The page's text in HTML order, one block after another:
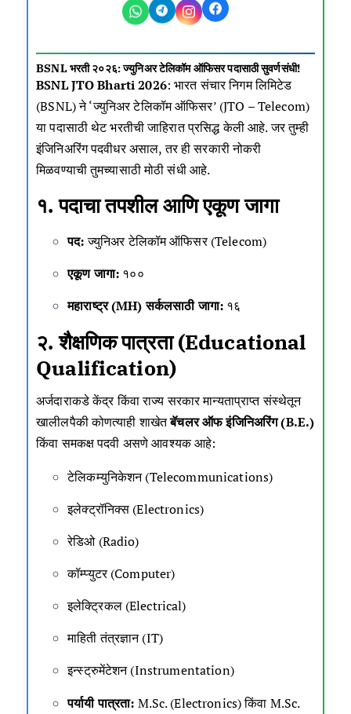
BSNL भरती २०२६: ज्युनिअर टेलिकॉम ऑफिसर पदासाठी सुवर्णसंधी!
BSNL JTO Bharti 2026: भारत संचार निगम लिमिटेड
(BSNL) ने ‘ज्युनिअर टेलिकॉम ऑफिसर’ (JTO – Telecom)
या पदासाठी थेट भरतीची जाहिरात प्रसिद्ध केली आहे. जर तुम्ही
इंजिनिअरिंग पदवीधर असाल, तर ही सरकारी नोकरी
मिळवण्याची तुमच्यासाठी मोठी संधी आहे.
१. पदाचा तपशील आणि एकूण जागा
पद:ज्युनिअर टेलिकॉम ऑफिसर (Telecom)
एकूण जागा: १००
महाराष्ट्र (MH) सर्कलसाठी जागा: १६
२. शैक्षणिक पात्रता (Educational
Qualification)
अर्जदाराकडे केंद्र किंवा राज्य सरकार मान्यताप्राप्त संस्थेतून
खालीलपैकी कोणत्याही शाखेतबॅचलर ऑफ इंजिनिअरिंग (B.E.)
किंवा समकक्ष पदवी असणे आवश्यक आहे:
टेलिकम्युनिकेशन (Telecommunications)
इलेक्ट्रॉनिक्स (Electronics)
रेडिओ (Radio)
कॉम्प्युटर (Computer)
इलेक्ट्रिकल (Electrical)
माहिती तंत्रज्ञान (IT)
इन्स्ट्रुमेंटेशन (Instrumentation)
पर्यायी पात्रता: M.Sc. (Electronics) किंवा M.Sc.